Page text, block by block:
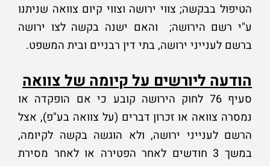
הטיפול בבקשה; צווי ירושה וצווי קיום צוואה שניתנו
ע"י רשם הירושה; והאם ישנה בקשה לצו ירושה
ברשם לענייני ירושה, בתי דין רבניים ובית המשפט.
הודעה ליורשים על קיומה של צוואה
סעיף 76 לחוק הירושה קובע כי אם הופקדה או
נמסרה צוואה או זכרון דברים (על צוואה בע"פ), אצל
הרשם לענייני ירושה, ולא הוגשה בקשה לקיומה,
במשך 3 חודשים לאחר הפטירה או לאחר מסירת